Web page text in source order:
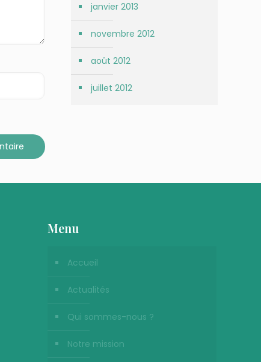
janvier 2013
novembre 2012
août 2012
juillet 2012
Menu
Accueil
Actualités
Qui sommes-nous ?
Notre mission